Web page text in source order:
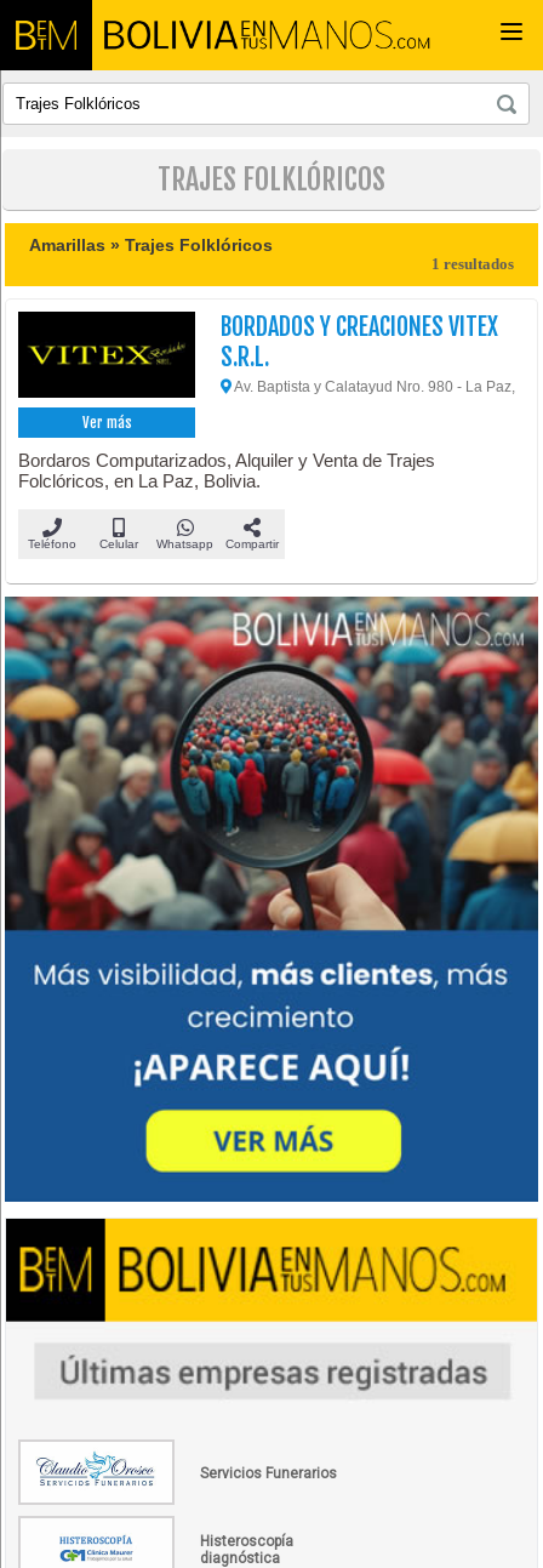
TRAJES FOLKLÓRICOS
Amarillas »Trajes Folklóricos
1 resultados
Ver más
BORDADOS Y CREACIONES VITEX
S.R.L.
Av. Baptista y Calatayud Nro. 980 - La Paz,
Bordaros Computarizados, Alquiler y Venta de Trajes
Folclóricos, en La Paz, Bolivia.
Teléfono Celular Whatsapp Compartir
Servicios Funerarios
Histeroscopía
diagnóstica